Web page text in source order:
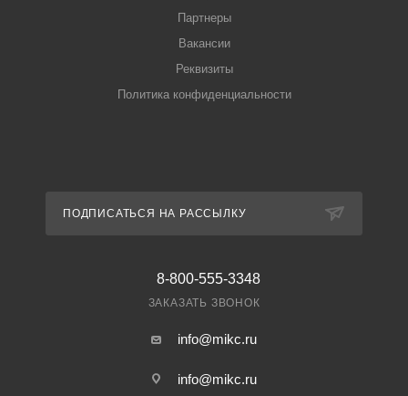
Партнеры
Вакансии
Реквизиты
Политика конфиденциальности
ПОДПИСАТЬСЯ НА РАССЫЛКУ
8-800-555-3348
ЗАКАЗАТЬ ЗВОНОК
info@mikc.ru
info@mikc.ru